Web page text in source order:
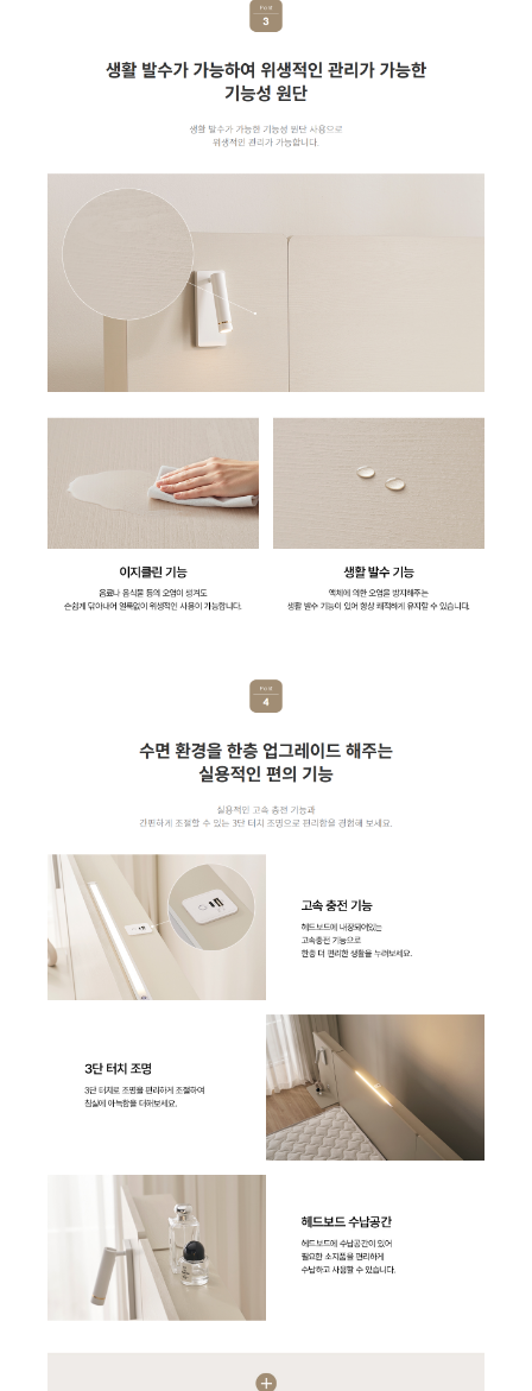
AP-17U8550 | 45,900
AP-40H8250 | 52,900
AP-30H8230 | 39,900
AP-40H8230 | 41,900
AP-18H7550 | 28,900
AP-15H5153 | 26,900
BD-35D51 | 13,900
BS-65D60 | 23,900
BD-35D50R(일반변좌), BD-35D40R(소형변좌) |
17,900
BD-35D52 | 15,900
BD-35D62 | 16,900